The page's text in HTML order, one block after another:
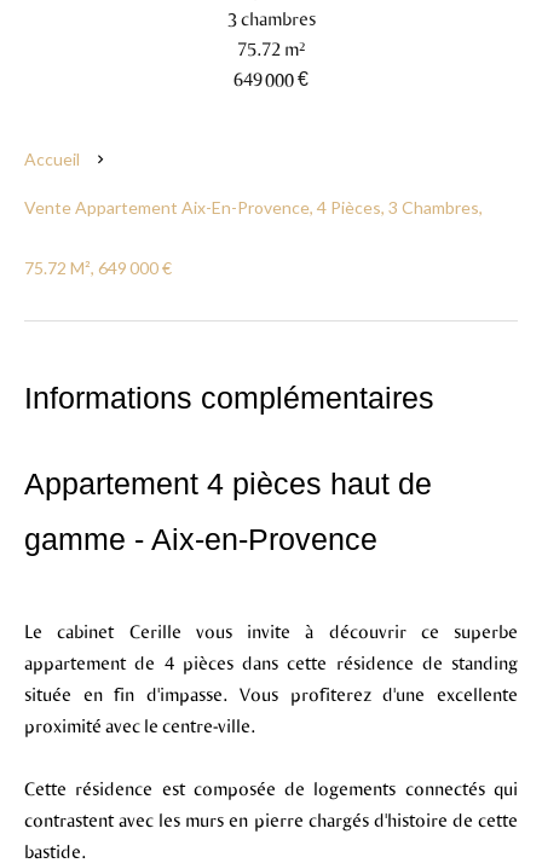
3 chambres
75.72 m²
649 000 €
Accueil
Vente Appartement Aix-En-Provence, 4 Pièces, 3 Chambres,
75.72 M², 649 000 €
Informations complémentaires
Appartement 4 pièces haut de
gamme - Aix-en-Provence
Le cabinet Cerille vous invite à découvrir ce superbe
appartement de 4 pièces dans cette résidence de standing
située en fin d'impasse. Vous profiterez d'une excellente
proximité avec le centre-ville.
Cette résidence est composée de logements connectés qui
contrastent avec les murs en pierre chargés d'histoire de cette
bastide.